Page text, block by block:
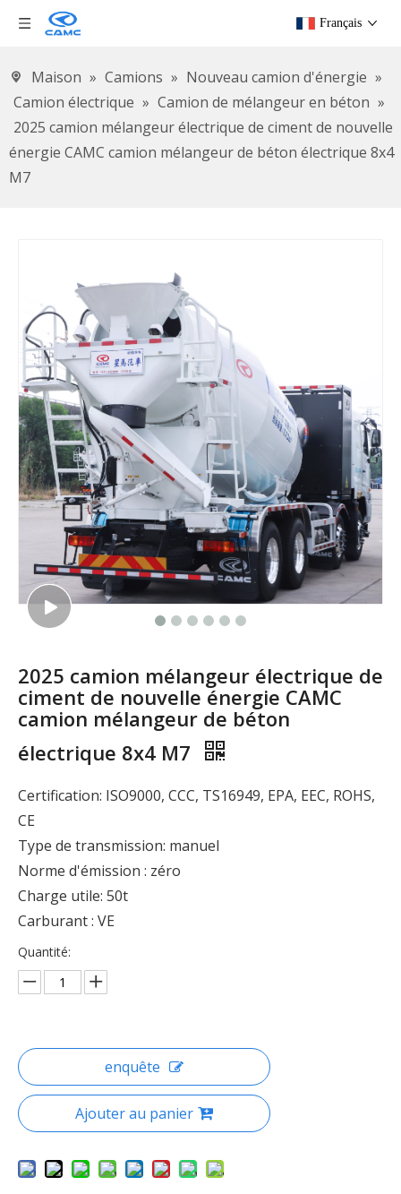
Français
Maison » Camions » Nouveau camion d'énergie »
Camion électrique » Camion de mélangeur en béton »
2025 camion mélangeur électrique de ciment de nouvelle
énergie CAMC camion mélangeur de béton électrique 8x4
M7
2025 camion mélangeur électrique de
ciment de nouvelle énergie CAMC
camion mélangeur de béton
électrique 8x4 M7
Certification: ISO9000, CCC, TS16949, EPA, EEC, ROHS,
CE
Type de transmission: manuel
Norme d'émission : zéro
Charge utile: 50t
Carburant : VE
Quantité:
enquête
Ajouter au panier